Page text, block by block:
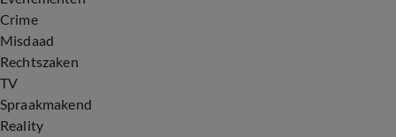
Crime
Misdaad
Rechtszaken
TV
Spraakmakend
Reality